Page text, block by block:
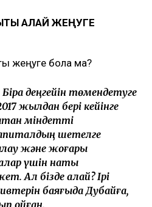
ҚАЛАЙ ЖЕҢУГЕ
жеңуге бола ма?
деңгейін төмендетуге
жылдан бері кейінге
міндетті
шетелге
және жоғары
үшін нақты
Ал бізде қалай? Ірі
баяғыда Дубайға,
қойған.